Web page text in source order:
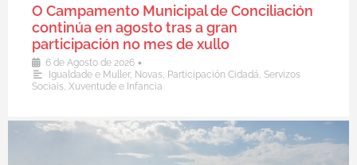
O Campamento Municipal de Conciliación
continúa en agosto tras a gran
participación no mes de xullo
6 de Agosto de 2026 •
Igualdade e Muller, Novas, Participación Cidadá, Servizos
Sociais, Xuventude e Infancia